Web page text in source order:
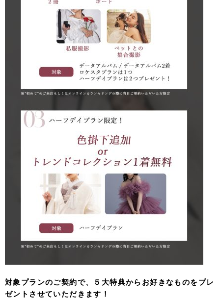
対象プランのご契約で、５大特典からお好きなものをプレ
ゼントさせていただきます！